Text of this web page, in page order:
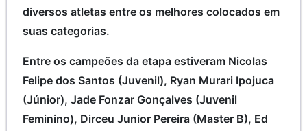
diversos atletas entre os melhores colocados em
suas categorias.
Entre os campeões da etapa estiveram Nicolas
Felipe dos Santos (Juvenil), Ryan Murari Ipojuca
(Júnior), Jade Fonzar Gonçalves (Juvenil
Feminino), Dirceu Junior Pereira (Master B), Ed